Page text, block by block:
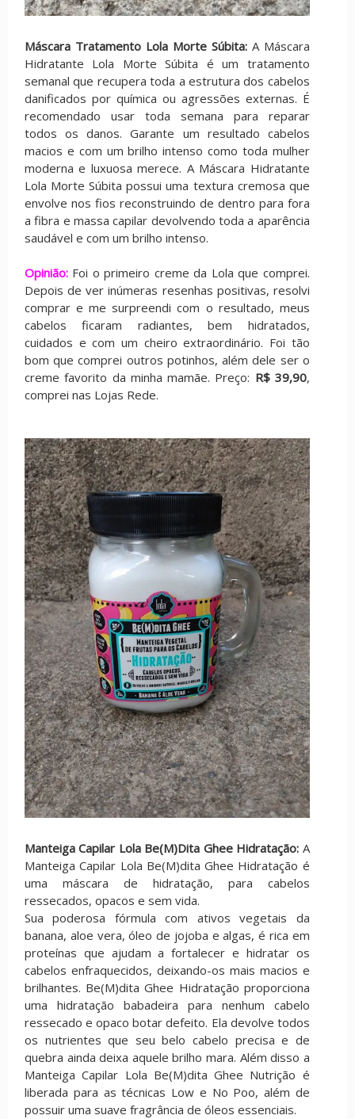
Máscara Tratamento Lola Morte Súbita:A Máscara
Hidratante Lola Morte Súbita é um tratamento
semanal que recupera toda a estrutura dos cabelos
danificados por química ou agressões externas. É
recomendado usar toda semana para reparar
todos os danos. Garante um resultado cabelos
macios e com um brilho intenso como toda mulher
moderna e luxuosa merece. A Máscara Hidratante
Lola Morte Súbita possui uma textura cremosa que
envolve nos fios reconstruindo de dentro para fora
a fibra e massa capilar devolvendo toda a aparência
saudável e com um brilho intenso.
Opinião: Foi o primeiro creme da Lola que comprei.
Depois de ver inúmeras resenhas positivas, resolvi
comprar e me surpreendi com o resultado, meus
cabelos ficaram radiantes, bem hidratados,
cuidados e com um cheiro extraordinário. Foi tão
bom que comprei outros potinhos, além dele ser o
creme favorito da minha mamãe. Preço: R$ 39,90,
comprei nas Lojas Rede.
Manteiga Capilar Lola Be(M)Dita Ghee Hidratação: A
Manteiga Capilar Lola Be(M)dita Ghee Hidratação é
uma máscara de hidratação, para cabelos
ressecados, opacos e sem vida.
Sua poderosa fórmula com ativos vegetais da
banana, aloe vera, óleo de jojoba e algas, é rica em
proteínas que ajudam a fortalecer e hidratar os
cabelos enfraquecidos, deixando-os mais macios e
brilhantes. Be(M)dita Ghee Hidratação proporciona
uma hidratação babadeira para nenhum cabelo
ressecado e opaco botar defeito. Ela devolve todos
os nutrientes que seu belo cabelo precisa e de
quebra ainda deixa aquele brilho mara. Além disso a
Manteiga Capilar Lola Be(M)dita Ghee Nutrição é
liberada para as técnicas Low e No Poo, além de
possuir uma suave fragrância de óleos essenciais.